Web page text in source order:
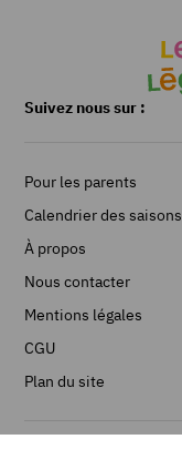
Suivez nous sur :
Pour les parents
Calendrier des saisons
À propos
Nous contacter
Mentions légales
CGU
Plan du site